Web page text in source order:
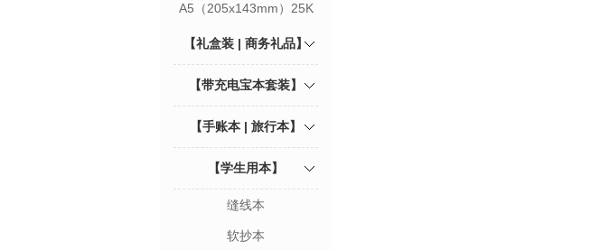
A5（205x143mm）25K
【礼盒装 | 商务礼品】
【带充电宝本套装】
【手账本 | 旅行本】
【学生用本】
缝线本
软抄本